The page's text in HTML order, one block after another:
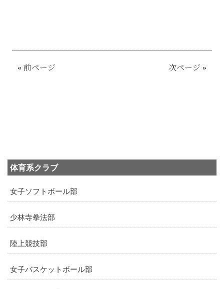
« 前ページ 次ページ »
体育系クラブ
女子ソフトボール部
少林寺拳法部
陸上競技部
女子バスケットボール部